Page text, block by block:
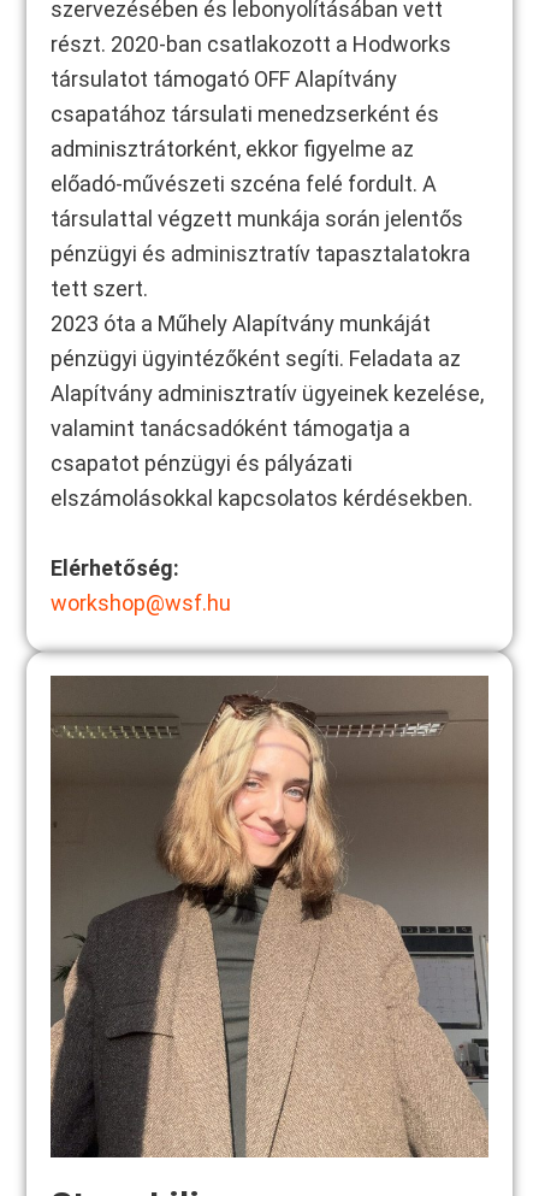
szervezésében és lebonyolításában vett
részt. 2020-ban csatlakozott a Hodworks
társulatot támogató OFF Alapítvány
csapatához társulati menedzserként és
adminisztrátorként, ekkor figyelme az
előadó-művészeti szcéna felé fordult. A
társulattal végzett munkája során jelentős
pénzügyi és adminisztratív tapasztalatokra
tett szert.
2023 óta a Műhely Alapítvány munkáját
pénzügyi ügyintézőként segíti. Feladata az
Alapítvány adminisztratív ügyeinek kezelése,
valamint tanácsadóként támogatja a
csapatot pénzügyi és pályázati
elszámolásokkal kapcsolatos kérdésekben.
Elérhetőség:
workshop@wsf.hu